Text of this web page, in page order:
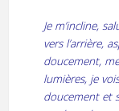
Je m’incline,
vers l’arrière,
doucement,
lumières, je
doucement et